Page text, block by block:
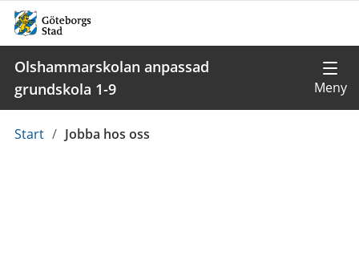
Olshammarskolan anpassad
grundskola 1-9
Du
Start / Jobba hos oss